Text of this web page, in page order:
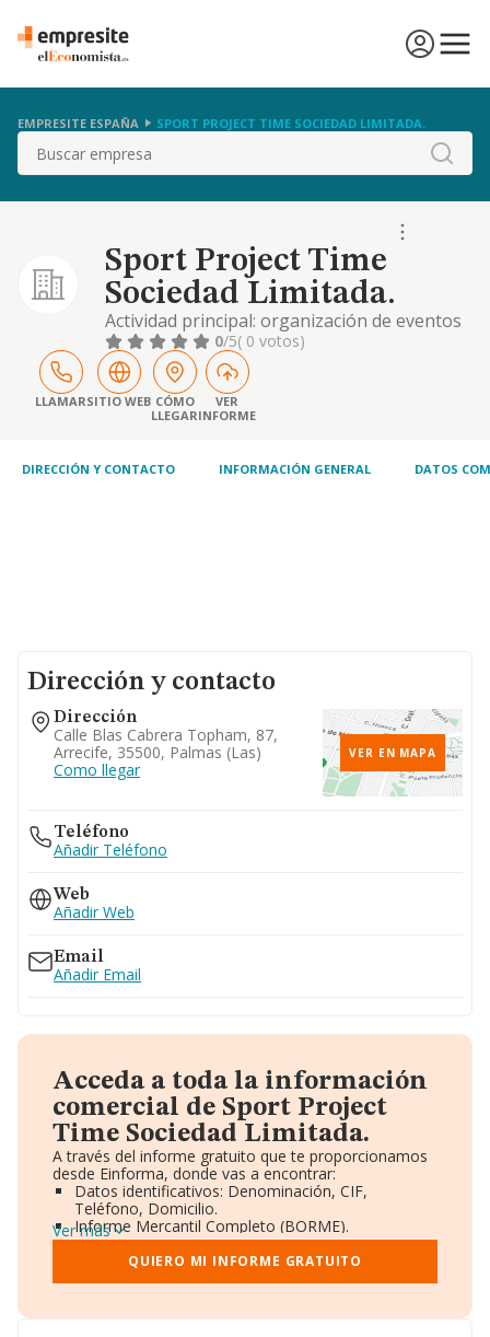
EMPRESITE ESPAÑA SPORT PROJECT TIME SOCIEDAD LIMITADA.
Buscar
Sport Project Time
Sociedad Limitada.
Actividad principal: organización de eventos
de índole social, académico, artístico,
entretenimiento o deportivo, encuadrada en
los epígrafes: 8230º. organización de
convenciones y ferias de muestras, 9329º.
otras actividades recreativas y de
parques de
0/5( 0 votos)
LLAMARSITIO WEB CÓMO
LLEGAR
VER
INFORME
DIRECCIÓN Y CONTACTO INFORMACIÓN GENERAL DATOS
Dirección y contacto
Dirección
Calle Blas Cabrera Topham, 87,
Arrecife, 35500, Palmas (las)
Como llegar
VER EN MAPA
Teléfono
Añadir Teléfono
Web
Añadir Web
Email
Añadir Email
Acceda a toda la información
comercial de Sport Project
Time Sociedad Limitada.
A través del informe gratuito que te proporcionamos
desde Einforma, donde vas a encontrar:
Datos identificativos: Denominación, CIF,
Teléfono, Domicilio.
Informe Mercantil Completo (BORME).
Gráficos de Evolución Ventas y Empleados.
Consejo de Administración y Administradores.
Directivos y Ejecutivos.
Ver más
QUIERO MI INFORME GRATUITO